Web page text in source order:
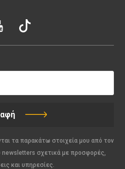
τα παρακάτω στοιχεία μου από τον
newsletters σχετικά με προσφορές,
και υπηρεσίες.